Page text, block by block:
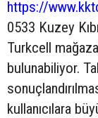
https://
0533 Kuzey
Turkcell
bulunabiliyor.
kullanıcılara